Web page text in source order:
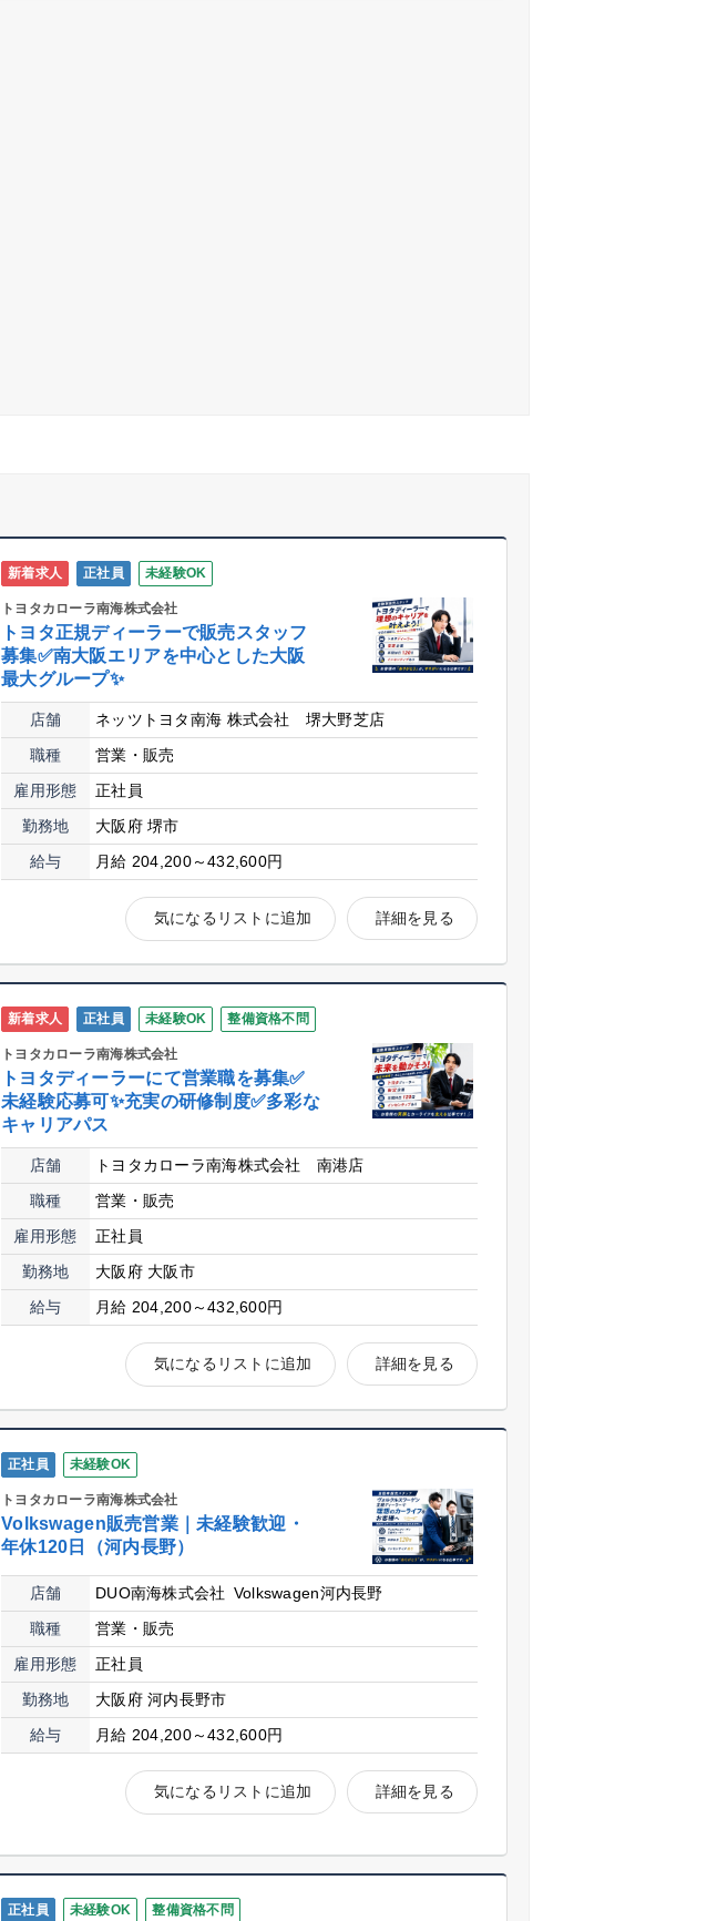
新着求人 正社員 未経験OK
トヨタカローラ南海株式会社
トヨタ正規ディーラーで販売スタッフ
募集✅南大阪エリアを中心とした大阪
最大グループ✨
店舗
ネッツトヨタ南海 株式会社 堺大野芝店
職種
営業・販売
雇用形態
正社員
勤務地
大阪府 堺市
給与
月給 204,200～432,600円
詳細を見る
気になるリストに追加
新着求人 正社員 未経験OK 整備資格不問
トヨタカローラ南海株式会社
トヨタディーラーにて営業職を募集✅
未経験応募可✨充実の研修制度✅多彩な
キャリアパス
店舗
トヨタカローラ南海株式会社 南港店
職種
営業・販売
雇用形態
正社員
勤務地
大阪府 大阪市
給与
月給 204,200～432,600円
詳細を見る
気になるリストに追加
正社員 未経験OK
トヨタカローラ南海株式会社
Volkswagen販売営業｜未経験歓迎・
年休120日（河内長野）
店舗
DUO南海株式会社 Volkswagen河内長野
職種
営業・販売
雇用形態
正社員
勤務地
大阪府 河内長野市
給与
月給 204,200～432,600円
詳細を見る
気になるリストに追加
正社員 未経験OK 整備資格不問